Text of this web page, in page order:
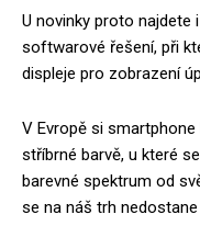
U novinky proto najdete
softwarové řešení, při
displeje pro zobrazení
V Evropě si
stříbrné barvě, u které
barevné spektrum od
se na náš trh